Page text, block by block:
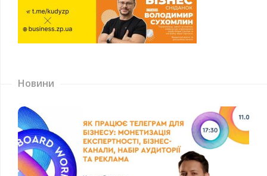
Новини